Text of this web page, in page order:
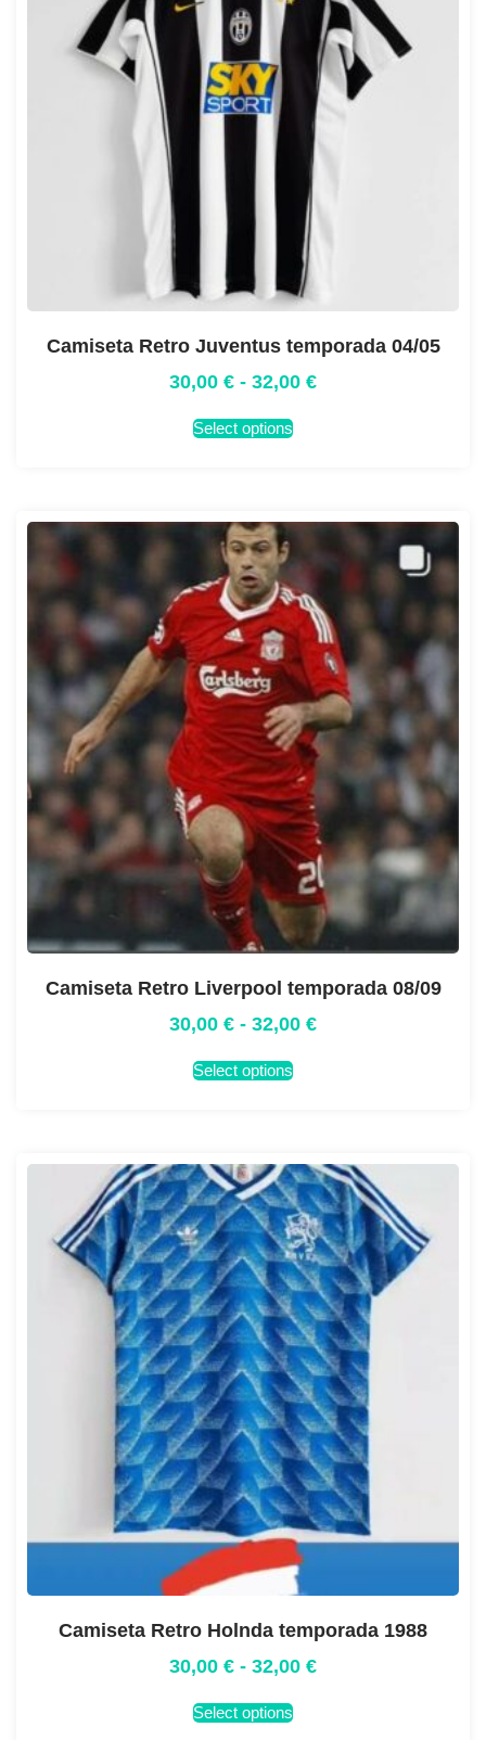
Camiseta Retro Juventus temporada 04/05
30,00 € - 32,00 €
Select options
Camiseta Retro Liverpool temporada 08/09
30,00 € - 32,00 €
Select options
Camiseta Retro Holnda temporada 1988
30,00 € - 32,00 €
Select options